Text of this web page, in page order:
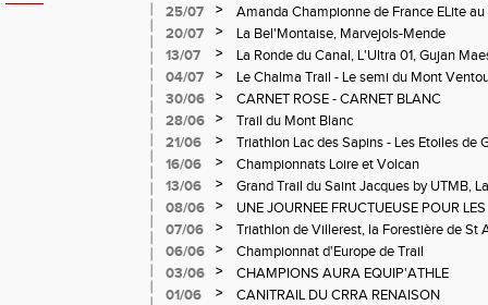
25/07
>
Amanda Championne de France ELite
20/07
>
La Bel'Montaise, Marvejols-Mende
13/07
>
La Ronde du Canal, L'Ultra 01, Gujan
04/07
>
Le Chalma Trail - Le semi du Mont
Cublize - Les Passerelles de Monteynard
Pralognon La Vanoise
30/06 >
CARNET ROSE - CARNET BLANC
28/06
>
Trail du Mont Blanc
21/06
>
Triathlon Lac des Sapins - Les Etoiles de
16/06
>
Championnats Loire et Volcan
13/06
>
Grand Trail du Saint Jacques by UTMB,
d'Andrézieux-Bouthéon
08/06 >
UNE JOURNEE FRUCTUEUSE POUR
CHAMPIONNATS DE LA LOIRE A
07/06 >
Triathlon de Villerest, la Forestière de St
Circuit de la Sure, Tour du Pays Roannais
06/06 >
Championnat d'Europe de Trail
03/06
>
CHAMPIONS AURA EQUIP'ATHLE
01/06
>
CANITRAIL DU CRRA RENAISON